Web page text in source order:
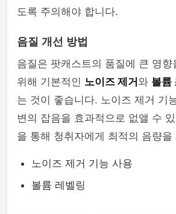
도록 주의해야 합니다.
음질 개선 방법
음질은 팟캐스트의 품질에 큰 영
위해 기본적인 노이즈 제거 와 볼륨
는 것이 좋습니다. 노이즈 제거 기
변의 잡음을 효과적으로 없앨 수
을 통해 청취자에게 최적의 음량을
노이즈 제거 기능 사용
볼륨 레벨링